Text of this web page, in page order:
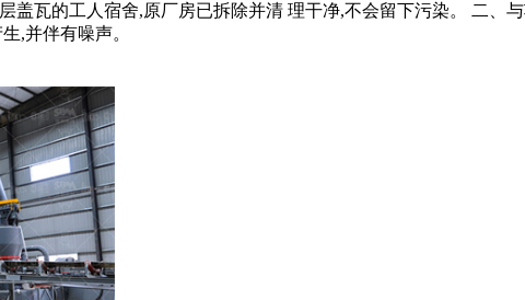
盖瓦的工人宿舍,原厂房已拆除并清 理干净,不会留下污染。 二、
,并伴有噪声。